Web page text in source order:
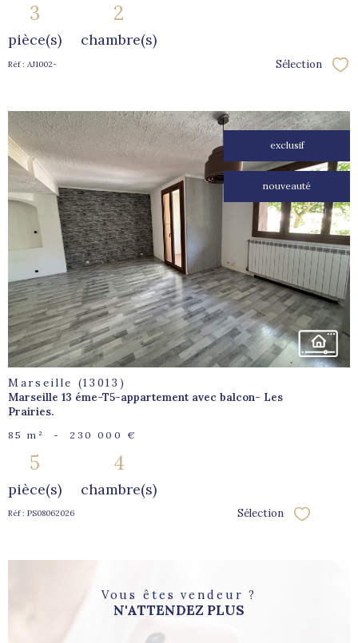
3
pièce(s)
2
chambre(s)
Réf : AJ1002- Sélection
exclusif
nouveauté
voir le
bien
Marseille (13013)
Marseille 13 éme-T5-appartement avec balcon- Les
Prairies.
85 m² - 230 000 €
5
pièce(s)
4
chambre(s)
Réf : PS08062026 Sélection
Vous êtes vendeur ?
N'ATTENDEZ PLUS